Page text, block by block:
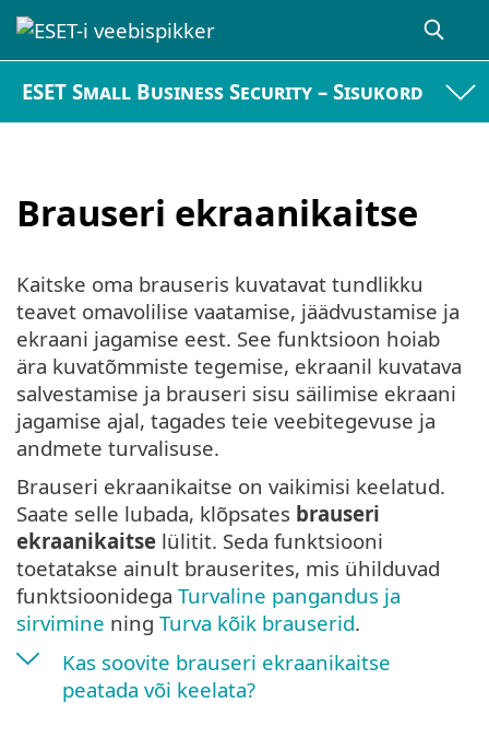
ESET Small Business Security – Sisukord
Brauseri ekraanikaitse
Kaitske oma brauseris kuvatavat tundlikku
teavet omavolilise vaatamise, jäädvustamise ja
ekraani jagamise eest. See funktsioon hoiab
ära kuvatõmmiste tegemise, ekraanil kuvatava
salvestamise ja brauseri sisu säilimise ekraani
jagamise ajal, tagades teie veebitegevuse ja
andmete turvalisuse.
Brauseri ekraanikaitse on vaikimisi keelatud.
Saate selle lubada, klõpsates brauseri
ekraanikaitse lülitit. Seda funktsiooni
toetatakse ainult brauserites, mis ühilduvad
funktsioonidega Turvaline pangandus ja
sirvimine ning Turva kõik brauserid.
Kas soovite brauseri ekraanikaitse
peatada või keelata?